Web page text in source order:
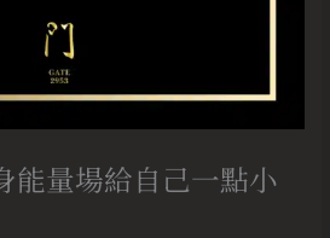
能量場給自己一點小